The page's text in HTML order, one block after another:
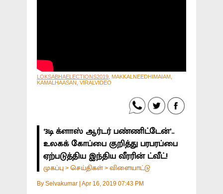
LOKSABHAELECTIONS2019 , MAKKALNEEDHIMAIAM,
KAMALHAASAN, VIRALVIDEO
‘3டி க்ளாஸ் ஆர்டர் பண்ணிட்டேன்’..
உலகக் கோப்பை குறித்து பரபரப்பை
ஏற்படுத்திய இந்திய வீரரின் ட்வீட்!
முகப்பு > செய்திகள் > விளையாட்டு
By Selvakumar Apr 16, 2019 07:43 PM